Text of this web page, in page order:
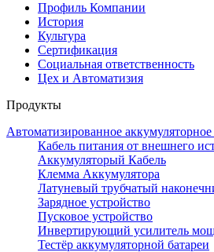
Профиль Компании
История
Культура
Сертификация
Социальная ответственность
Цех и Автоматизия
Продукты
Автоматизированное
Кабель питания от внешнего
Аккумуляторый Кабель
Клемма Аккумулятора
Латуневый трубчатый
Зарядное устройство
Пусковое устройство
Инвертирующий усилитель
Тестёр аккумуляторной батареи